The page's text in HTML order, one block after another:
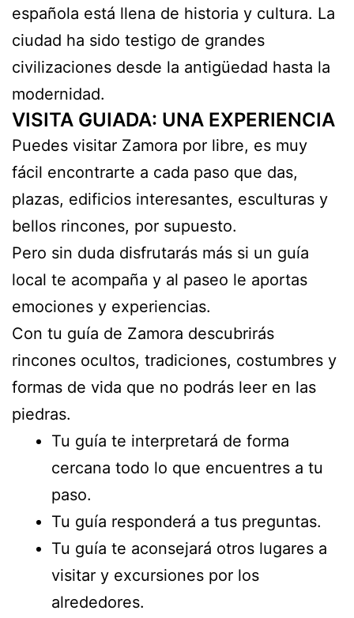
española está llena de historia y cultura. La
ciudad ha sido testigo de grandes
civilizaciones desde la antigüedad hasta la
modernidad.
VISITA GUIADA: UNA EXPERIENCIA
Puedes visitar Zamora por libre, es muy
fácil encontrarte a cada paso que das,
plazas, edificios interesantes, esculturas y
bellos rincones, por supuesto.
Pero sin duda disfrutarás más si un guía
local te acompaña y al paseo le aportas
emociones y experiencias.
Con tu guía de Zamora descubrirás
rincones ocultos, tradiciones, costumbres y
formas de vida que no podrás leer en las
piedras.
Tu guía te interpretará de forma
cercana todo lo que encuentres a tu
paso.
Tu guía responderá a tus preguntas.
Tu guía te aconsejará otros lugares a
visitar y excursiones por los
alrededores.